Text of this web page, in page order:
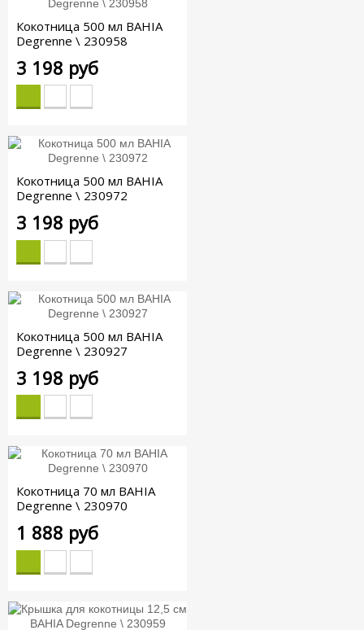
Кокотница 500 мл BAHIA
Degrenne \ 230958
3 198 руб
Кокотница 500 мл BAHIA
Degrenne \ 230972
3 198 руб
Кокотница 500 мл BAHIA
Degrenne \ 230927
3 198 руб
Кокотница 70 мл BAHIA
Degrenne \ 230970
1 888 руб